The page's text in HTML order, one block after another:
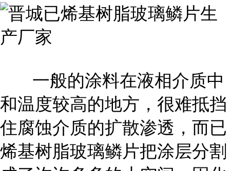
一般的涂料在液相介质中
和温度较高的地方，很难抵挡
住腐蚀介质的扩散渗透，而已
烯基树脂玻璃鳞片把涂层分割